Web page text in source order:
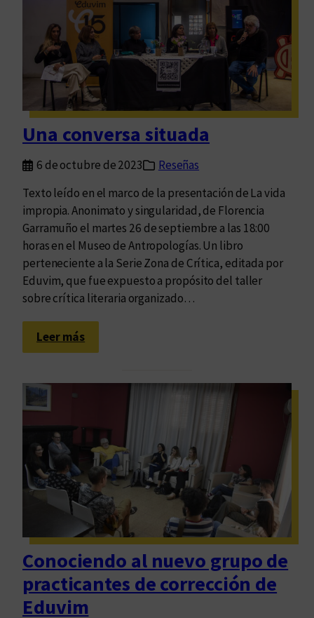
n
c
o
l
e
c
t
i
v
a
e
r
h
a
c
e
r
c
n
l
a
c
r
i
s
Una conversa situada
6 de octubre de 2023
Reseñas
Texto leído en el marco de la presentación de La vida
impropia. Anonimato y singularidad, de Florencia
Garramuño el martes 26 de septiembre a las 18:00
horas en el Museo de Antropologías. Un libro
perteneciente a la Serie Zona de Crítica, editada por
Eduvim, que fue expuesto a propósito del taller
sobre crítica literaria organizado…
Leer más:
U
e
r
s
a
s
i
t
Conociendo al nuevo grupo de
practicantes de corrección de
Eduvim